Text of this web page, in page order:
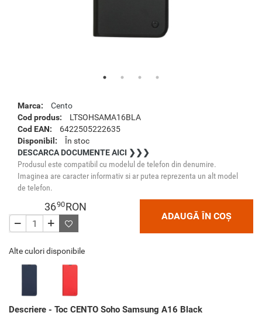
Marca:
Cento
Cod produs:
LTSOHSAMA16BLA
Cod EAN:
6422505222635
Disponibil:
În stoc
DESCARCA DOCUMENTE AICI ❯❯❯
Produsul este compatibil cu modelul de telefon din denumire.
Imaginea are caracter informativ si ar putea reprezenta un alt model
de telefon.
3690RON
ADAUGĂ ÎN COȘ
Alte culori disponibile
Descriere - Toc CENTO Soho Samsung A16 Black